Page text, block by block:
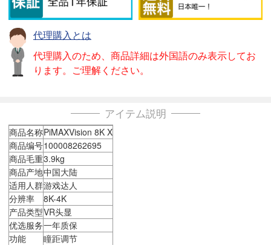
代理購入とは
代理購入のため、商品詳細は外国語のみ表示してお
ります。ご理解ください。
アイテム説明
商品名称PiMAXVision 8K X
商品编号100008262695
商品毛重3.9kg
商品产地中国大陆
适用人群游戏达人
分辨率
8K-4K
产品类型VR头显
优选服务一年质保
功能
瞳距调节